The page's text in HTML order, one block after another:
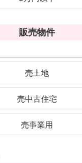
販売物件
売土地
売中古住宅
売事業用